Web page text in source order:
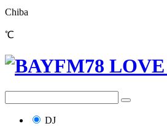
Chiba
℃
DJ